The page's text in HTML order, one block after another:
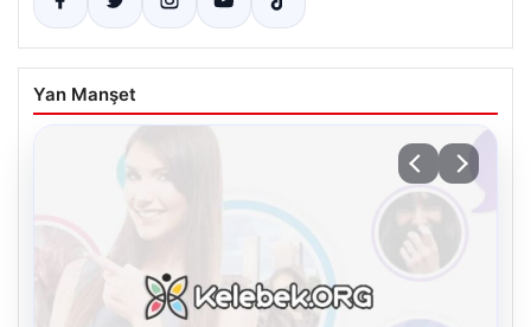
Yan Manşet